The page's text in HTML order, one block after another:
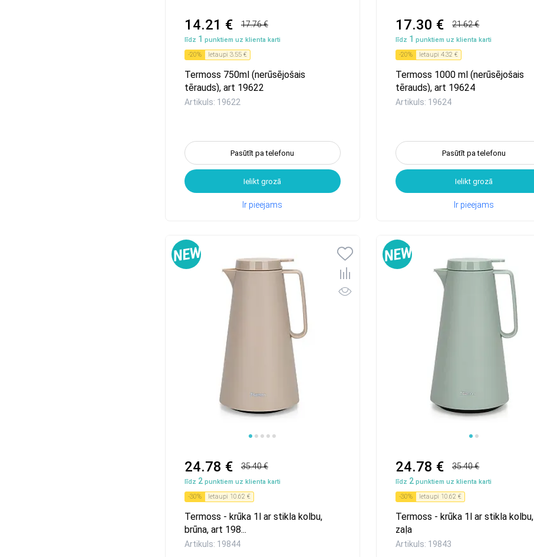
14.21 € 17.76 €
līdz 1 punktiem uz klienta karti
-20% Ietaupi 3.55 €
Termoss 750ml (nerūsējošais
tērauds), art 19622
Artikuls: 19622
Pasūtīt pa telefonu
Ielikt grozā
Ir pieejams
17.30 € 21.62 €
līdz 1 punktiem uz klienta karti
-20% Ietaupi4.32 €
Termoss 1000 ml (nerūsējošais
tērauds), art 19624
Artikuls: 19624
Pasūtīt pa telefonu
Ielikt grozā
Ir pieejams
24.78 € 35.40 €
līdz 2 punktiem uz klienta karti
-30% Ietaupi 10.62 €
Termoss - krūka 1l ar stikla kolbu,
brūna, art 198...
Artikuls: 19844
24.78 € 35.40 €
līdz 2 punktiem uz klienta karti
-30% Ietaupi 10.62 €
Termoss - krūka 1l ar stikla kolbu,
zaļa
Artikuls: 19843